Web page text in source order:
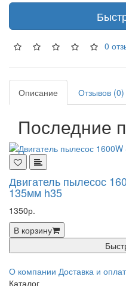
0
Описание Отзывов (0)
Последние
Двигатель пылесос
135мм h35
1350р.
В корзину
О компании Доставка и
Каталог